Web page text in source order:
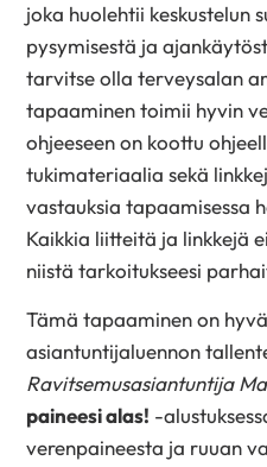
joka huolehtii keskustelun
pysymisestä ja
tarvitse olla terveysalan
tapaaminen toimii hyvin
ohjeeseen on koottu
tukimateriaalia sekä
vastauksia tapaamisessa
Kaikkia liitteitä ja linkkejä
niistä tarkoitukseesi
Tämä tapaaminen on
asiantuntijaluennon
Ravitsemusasiantuntija
paineesi alas! -
verenpaineesta ja ruuan